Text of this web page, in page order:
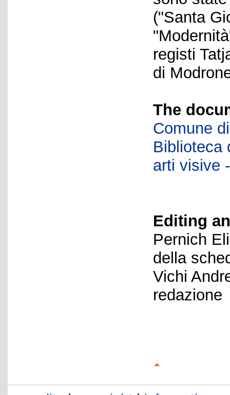
("Santa
registi
di
The
Comune
Biblioteca
arti visive
Editing
Pernich
della
Vichi
redazione